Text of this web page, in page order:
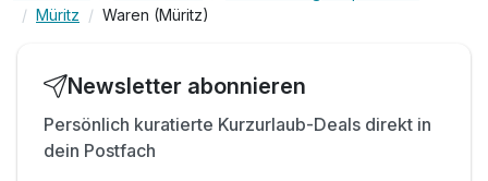
ODER 1 x Verkostung der hauseigenen Biere*
inkl. freie Fahrt mit dem Müritz rundum-Bus**
inkl. Nutzung W-Lan
Müritz
Waren (Müritz)
Newsletter abonnieren
Persönlich kuratierte Kurzurlaub-Deals direkt in
dein Postfach